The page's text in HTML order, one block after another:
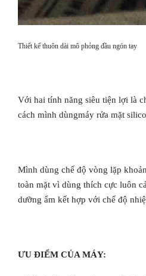
Thiết kế thuôn dài mô phỏng đầu ngón tay
Với hai tính năng siêu tiện lợi là
cách mình dùngmáy rửa mặt
Mình dùng chế độ vòng lặp
toàn mặt vì dùng thích cực luôn
dưỡng ẩm kết hợp với chế độ
ƯU ĐIỂM CỦA MÁY: